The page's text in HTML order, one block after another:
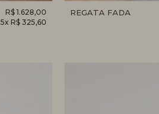
R$ 1.628,00
5x R$ 325,60
REGATA FADA